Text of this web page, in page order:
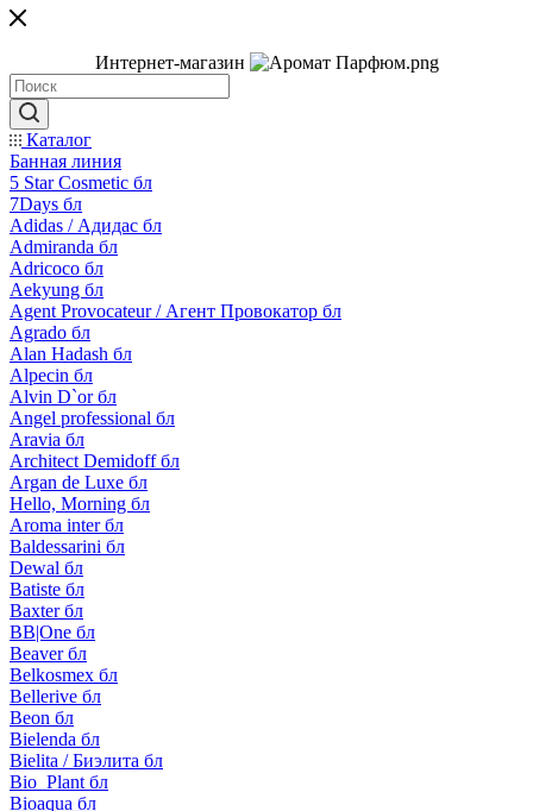
Интернет-магазин
Каталог
Банная линия
5 Star Cosmetic бл
7Days бл
Adidas / Адидас бл
Admiranda бл
Adricoco бл
Aekyung бл
Agent Provocateur / Агент Провокатор бл
Agrado бл
Alan Hadash бл
Alpecin бл
Alvin D`or бл
Angel professional бл
Aravia бл
Architect Demidoff бл
Argan de Luxe бл
Hello, Morning бл
Aroma inter бл
Baldessarini бл
Dewal бл
Batiste бл
Baxter бл
BB|One бл
Beaver бл
Belkosmex бл
Bellerive бл
Beon бл
Bielenda бл
Bielita / Биэлита бл
Bio_Plant бл
Bioaqua бл